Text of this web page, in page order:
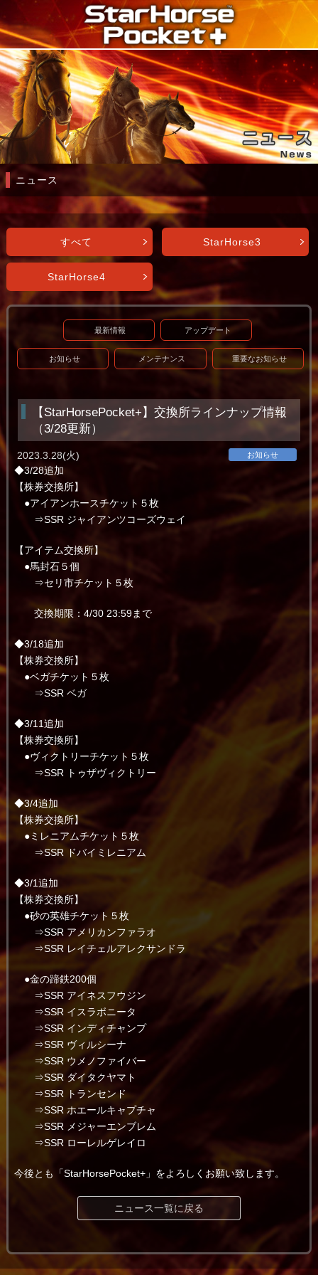
ニュース
すべて StarHorse3
StarHorse4
最新情報 アップデート
お知らせ メンテナンス 重要なお知らせ
【StarHorsePocket+】交換所ラインナップ情報
（3/28更新）
お知らせ
2023.3.28(火)
◆3/28追加
【株券交換所】
●アイアンホースチケット５枚
⇒SSR ジャイアンツコーズウェイ
【アイテム交換所】
●馬封石５個
⇒セリ市チケット５枚
交換期限：4/30 23:59まで
◆3/18追加
【株券交換所】
●ベガチケット５枚
⇒SSR ベガ
◆3/11追加
【株券交換所】
●ヴィクトリーチケット５枚
⇒SSR トゥザヴィクトリー
◆3/4追加
【株券交換所】
●ミレニアムチケット５枚
⇒SSR ドバイミレニアム
◆3/1追加
【株券交換所】
●砂の英雄チケット５枚
⇒SSR アメリカンファラオ
⇒SSR レイチェルアレクサンドラ
●金の蹄鉄200個
⇒SSR アイネスフウジン
⇒SSR イスラボニータ
⇒SSR インディチャンプ
⇒SSR ヴィルシーナ
⇒SSR ウメノファイバー
⇒SSR ダイタクヤマト
⇒SSR トランセンド
⇒SSR ホエールキャプチャ
⇒SSR メジャーエンブレム
⇒SSR ローレルゲレイロ
今後とも「StarHorsePocket+」をよろしくお願い致します。
ニュース一覧に戻る